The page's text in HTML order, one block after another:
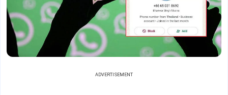
ADVERTISEMENT